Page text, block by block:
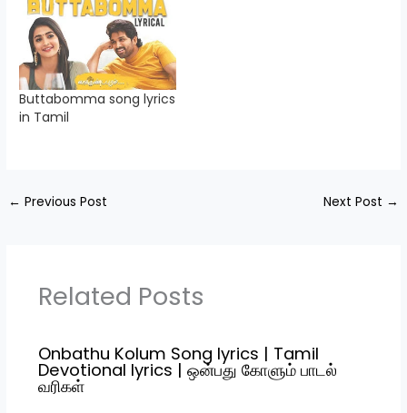
and the music is
composed by B
Ajaneesh Loknath,
Chinna Ponnu Song
Lyrics is penned down
by "Palani
Bharathi",Starring:
Fernandez. Chinna
Ponnu…
Buttabomma song lyrics
in Tamil
← Previous Post Next Post →
Related Posts
Onbathu Kolum Song lyrics | Tamil
Devotional lyrics | ஒன்பது கோளும் பாடல்
வரிகள்